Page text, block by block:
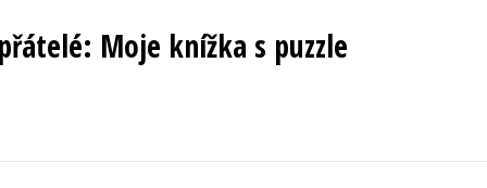
New Adult
Učebnice
Moje knížka s puzzle